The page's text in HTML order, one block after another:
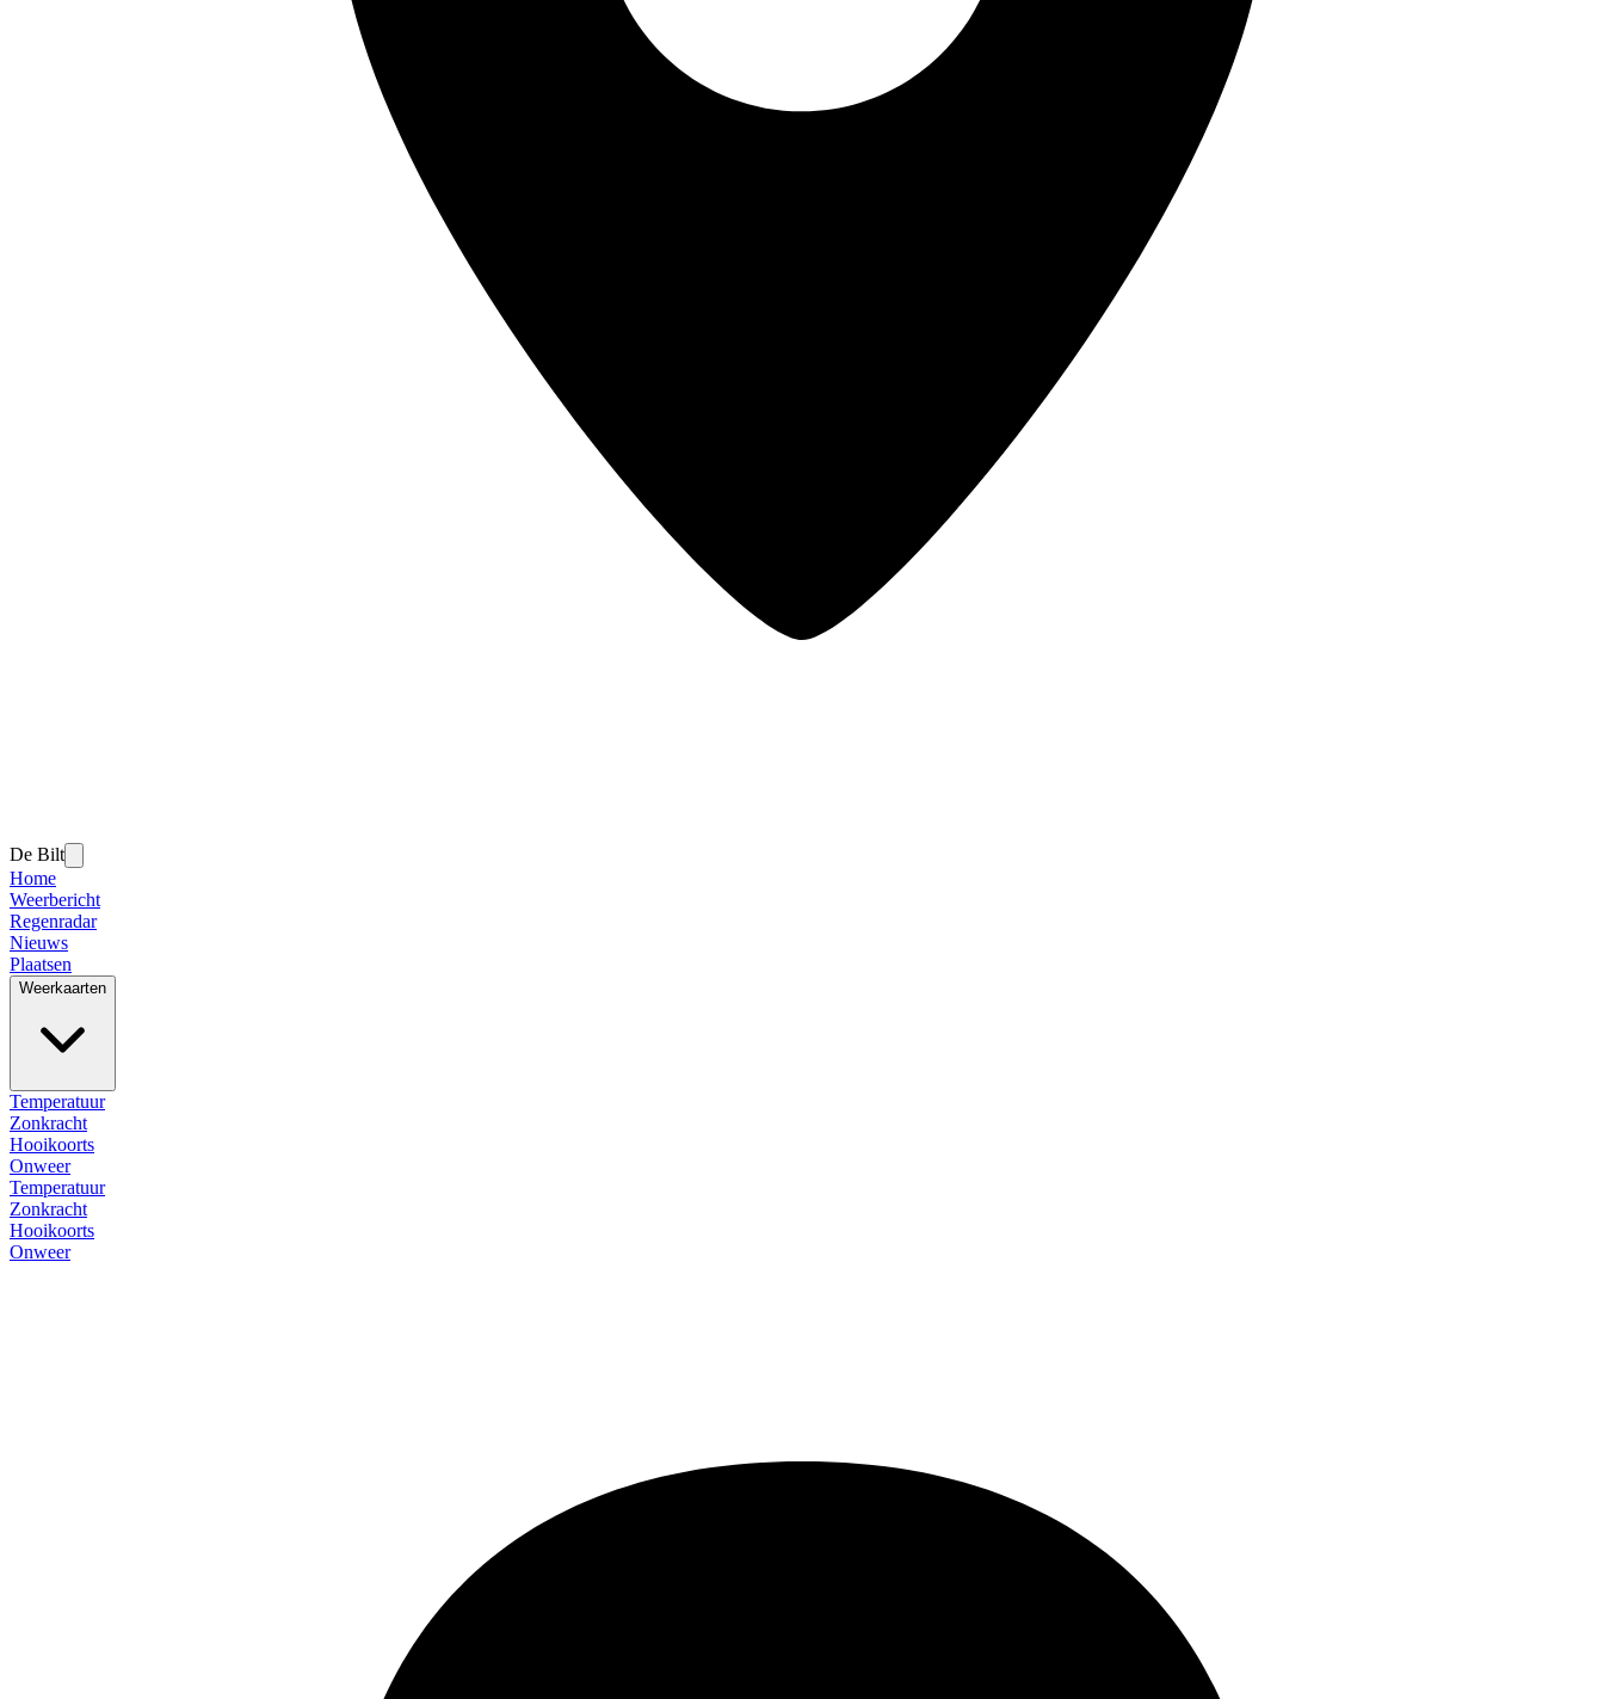
De Bilt
Home
Weerbericht
Regenradar
Nieuws
Plaatsen
Weerkaarten
Temperatuur
Zonkracht
Hooikoorts
Onweer
Temperatuur
Zonkracht
Hooikoorts
Onweer